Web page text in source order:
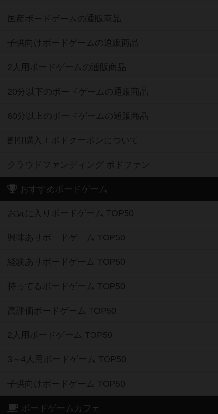
国産ボードゲームの通販商品
子供向けボードゲームの通販商品
2人用ボードゲームの通販商品
20分以下のボードゲームの通販商品
60分以上のボードゲームの通販商品
割引購入！ボドクーポンについて
クラウドファンディング ボドファン
おすすめボードゲーム
お気に入りボードゲーム TOP50
興味ありボードゲーム TOP50
経験ありボードゲーム TOP50
持ってるボードゲーム TOP50
高評価ボードゲーム TOP50
2人用ボードゲーム TOP50
3～4人用ボードゲーム TOP50
子供向けボードゲーム TOP50
ボードゲームカフェ